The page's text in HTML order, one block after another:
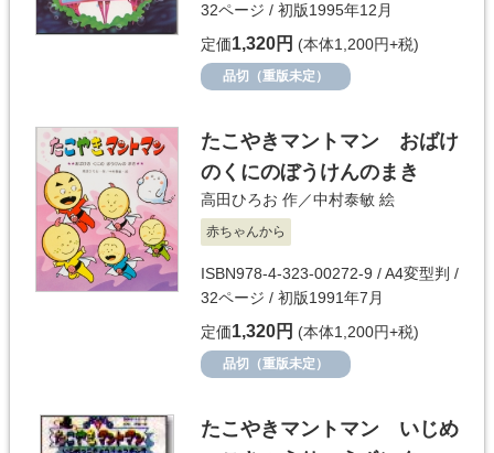
32ページ / 初版1995年12月
定価1,320円 (本体1,200円+税)
品切（重版未定）
たこやきマントマン おばけ
のくにのぼうけんのまき
高田ひろお 作／中村泰敏 絵
赤ちゃんから
ISBN978-4-323-00272-9 / A4変型判 /
32ページ / 初版1991年7月
定価1,320円 (本体1,200円+税)
品切（重版未定）
たこやきマントマン いじめ